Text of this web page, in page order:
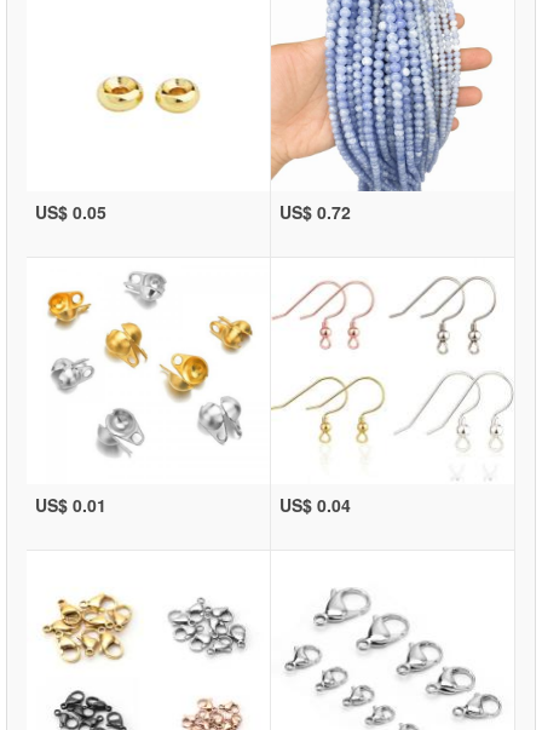
US$ 0.05 US$ 0.72
US$ 0.01 US$ 0.04